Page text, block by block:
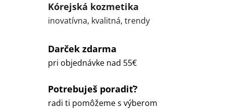
Kórejská kozmetika
inovatívna, kvalitná, trendy
Darček zdarma
pri objednávke nad 55€
Potrebuješ poradiť?
radi ti pomôžeme s výberom